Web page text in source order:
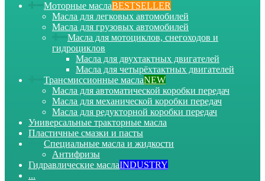
Моторные маслаBESTSELLER
Масла для легковых автомобилей
Масла для грузовых автомобилей
Масла для мотоциклов, снегоходов и
гидроциклов
Масла для двухтактных двигателей
Масла для четырёхтактных двигателей
Трансмиссионные маслаNEW
Масла для автоматической коробки передач
Масла для механической коробки передач
Масла для редукторной коробки передач
Универсальные тракторные масла
Пластичные смазки и пасты
Специальные масла и жидкости
Антифризы
Гидравлические маслаINDUSTRY
...